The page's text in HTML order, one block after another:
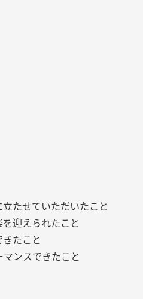
たせていただいたこと
迎えられたこと
たこと
ンスできたこと